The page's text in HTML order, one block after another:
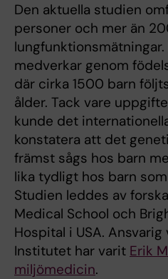
Den aktuella studien
personer och mer än
medverkar genom
där cirka 1500 barn
ålder. Tack vare
kunde det
konstatera att det
främst sågs hos barn
lika tydligt hos barn
Studien leddes av
Medical School och
Hospital i USA. Ansvarig
Institutet har varit Erik
miljömedicin.